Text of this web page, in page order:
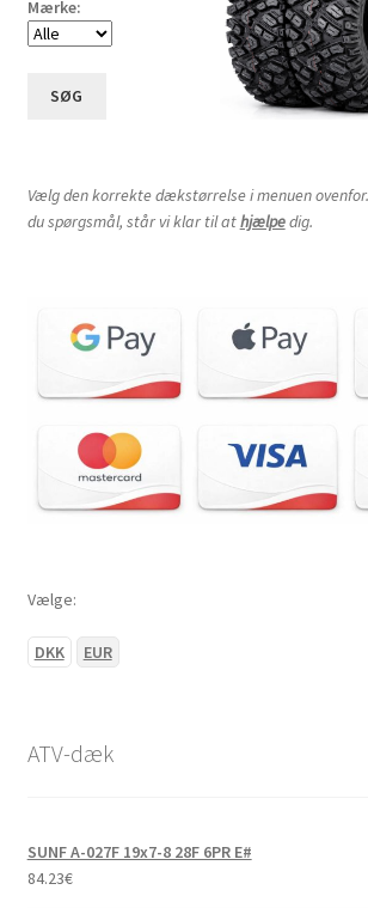
Mærke:
SØG
Vælg den korrekte dækstørrelse i menuen
du spørgsmål, står vi klar til athjælpedig.
Vælge:
DKK EUR
ATV-dæk
SUNF A-027F 19x7-8 28F 6PR E#
84.23€